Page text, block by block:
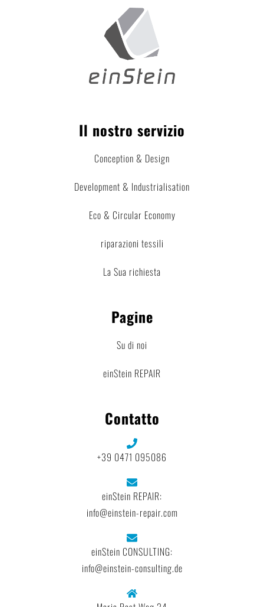
Il nostro servizio
Conception & Design
Development & Industrialisation
Eco & Circular Economy
riparazioni tessili
La Sua richiesta
Pagine
Su di noi
einStein REPAIR
Contatto
+39 0471 095086
einStein REPAIR:
info@einstein-repair.com
einStein CONSULTING:
info@einstein-consulting.de